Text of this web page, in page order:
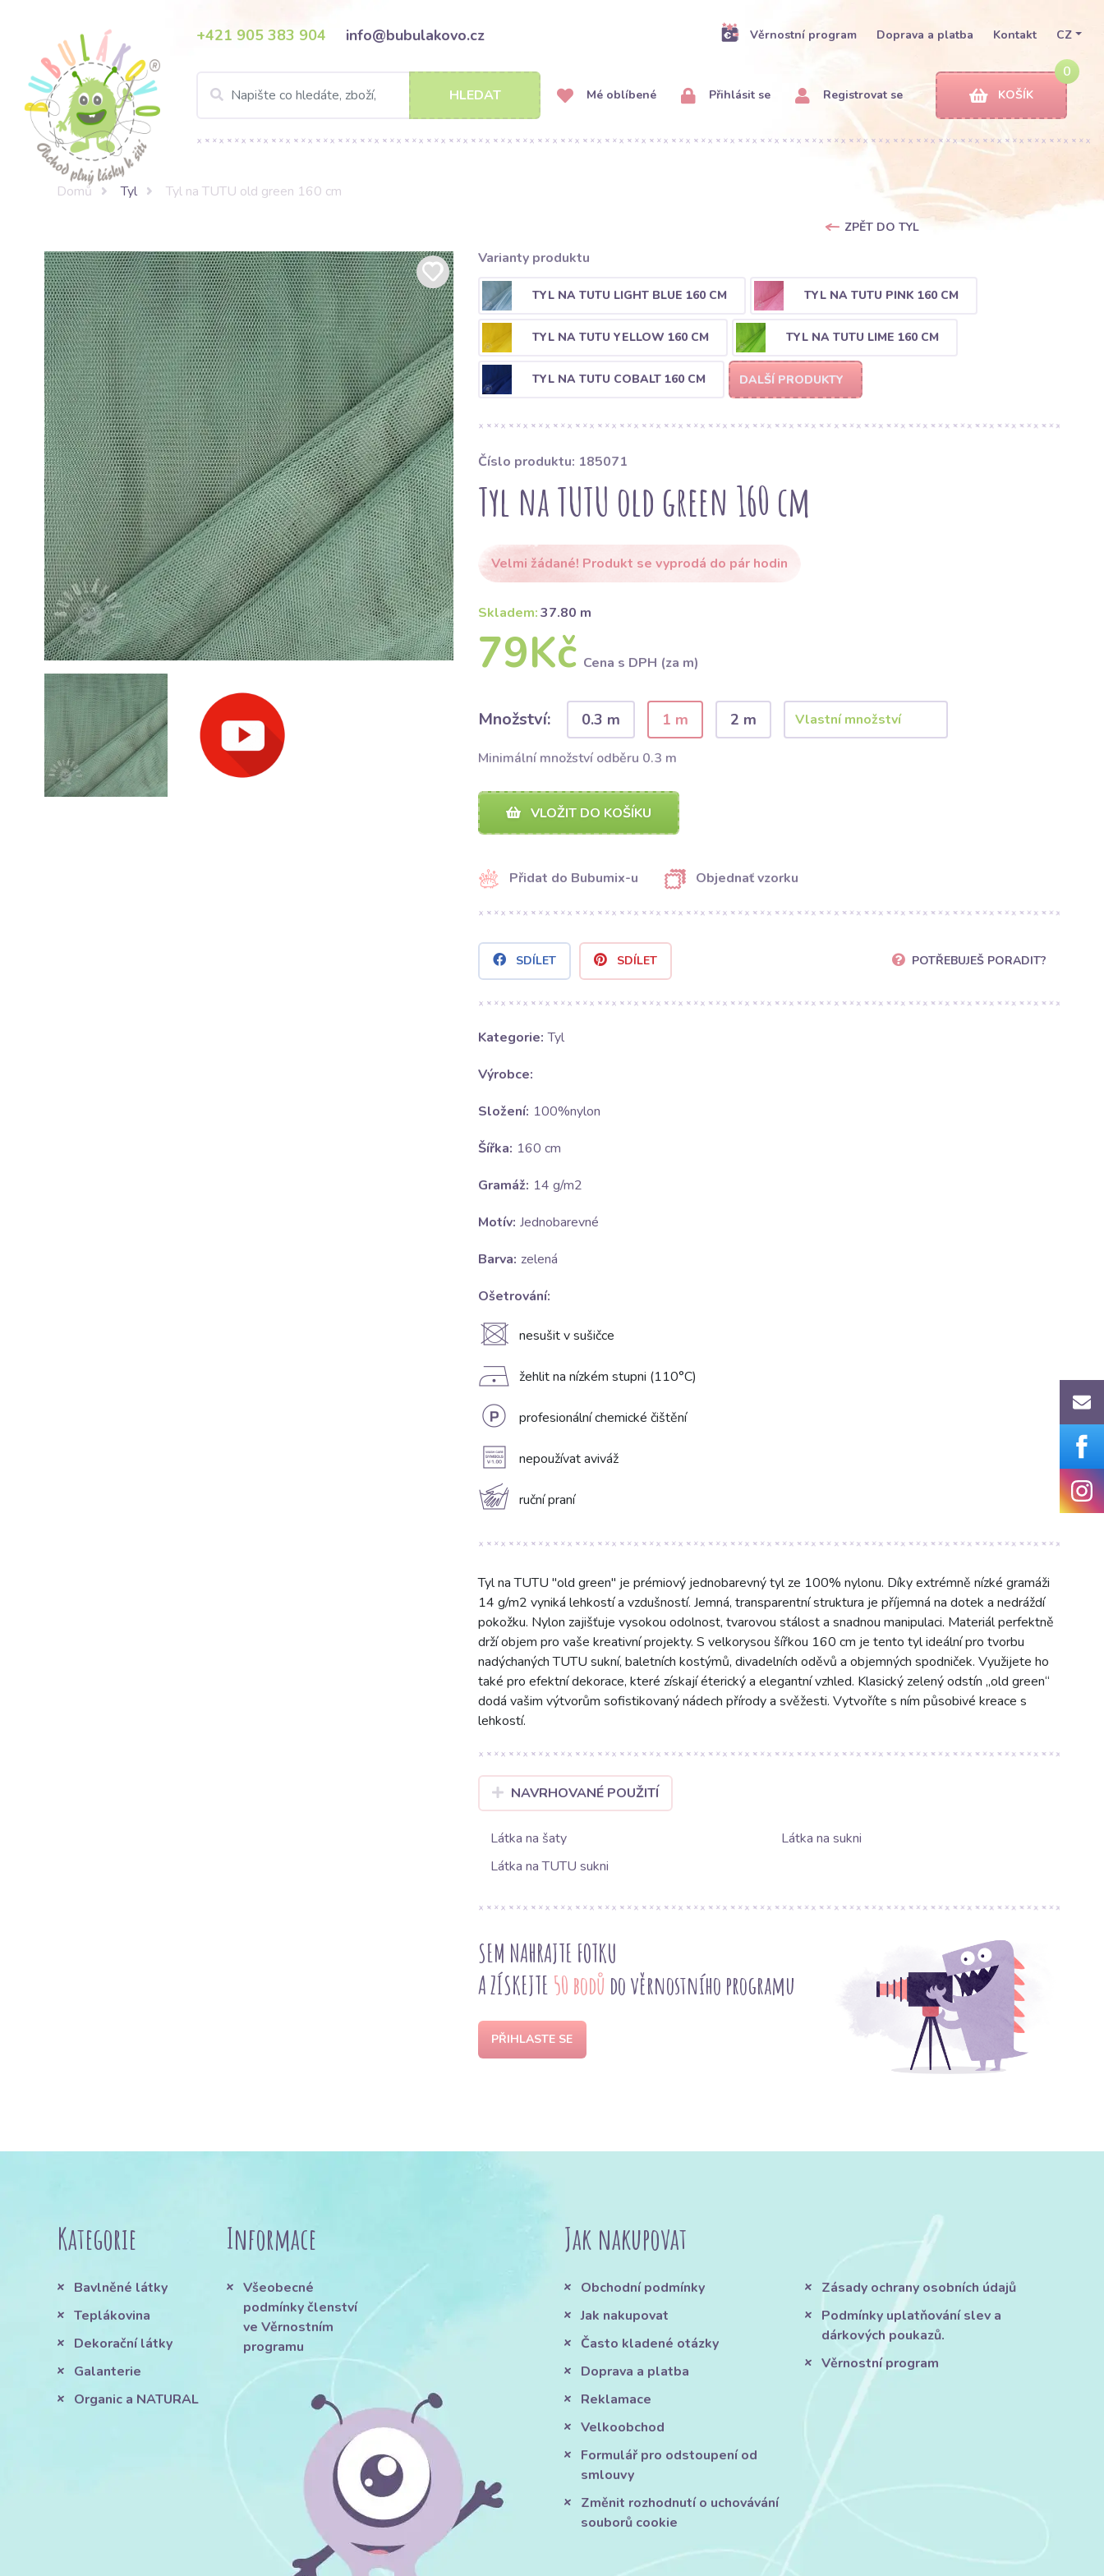
+421 905 383 904 info@bubulakovo.cz Věrnostní program Doprava a platba Kontakt CZ
HLEDAT Mé oblíbené Přihlásit se Registrovat se
0
KOŠÍK
Domů Tyl Tyl na TUTU old green 160 cm
ZPĚT DO TYL
Varianty produktu
TYL NA TUTU LIGHT BLUE 160 CM TYL NA TUTU PINK 160 CM
TYL NA TUTU YELLOW 160 CM TYL NA TUTU LIME 160 CM
TYL NA TUTU COBALT 160 CM DALŠÍ PRODUKTY
Číslo produktu: 185071
Tyl na TUTU old green 160 cm
Velmi žádané! Produkt se vyprodá do pár hodin
Skladem:37.80 m
79Kč Cena s DPH (za m)
Množství: 0.3 m 1 m 2 m
Minimální množství odběru 0.3 m
VLOŽIT DO KOŠÍKU
Přidat do Bubumix-u Objednať vzorku
SDÍLET SDÍLET POTŘEBUJEŠ PORADIT?
Kategorie: Tyl
Výrobce:
Složení: 100%nylon
Šířka: 160 cm
Gramáž: 14 g/m2
Motív: Jednobarevné
Barva: zelená
Ošetrování:
U nesušit v sušičce
D žehlit na nízkém stupni (110°C)
L profesionální chemické čištění
A nepoužívat aviváž
c ruční praní
Tyl na TUTU "old green" je prémiový jednobarevný tyl ze 100% nylonu. Díky extrémně nízké gramáži
14 g/m2 vyniká lehkostí a vzdušností. Jemná, transparentní struktura je příjemná na dotek a nedráždí
pokožku. Nylon zajišťuje vysokou odolnost, tvarovou stálost a snadnou manipulaci. Materiál perfektně
drží objem pro vaše kreativní projekty. S velkorysou šířkou 160 cm je tento tyl ideální pro tvorbu
nadýchaných TUTU sukní, baletních kostýmů, divadelních oděvů a objemných spodniček. Využijete ho
také pro efektní dekorace, které získají éterický a elegantní vzhled. Klasický zelený odstín „old green“
dodá vašim výtvorům sofistikovaný nádech přírody a svěžesti. Vytvoříte s ním působivé kreace s
lehkostí.
NAVRHOVANÉ POUŽITÍ
Látka na šaty
Látka na sukni
Látka na TUTU sukni
SEM NAHRAJTE FOTKU
A ZÍSKEJTE 50 bodů do věrnostního programu
PŘIHLASTE SE
Kategorie
Bavlněné látky
Teplákovina
Dekorační látky
Galanterie
Organic a NATURAL
Informace
Všeobecné
podmínky členství
ve Věrnostním
programu
Jak nakupovat
Obchodní podmínky
Jak nakupovat
Často kladené otázky
Doprava a platba
Reklamace
Velkoobchod
Formulář pro odstoupení od
smlouvy
Změnit rozhodnutí o uchovávání
souborů cookie
Zásady ochrany osobních údajů
Podmínky uplatňování slev a
dárkových poukazů.
Věrnostní program